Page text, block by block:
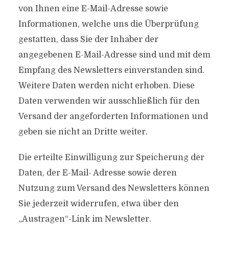
von Ihnen eine E-Mail-Adresse sowie
Informationen, welche uns die Überprüfung
gestatten, dass Sie der Inhaber der
angegebenen E-Mail-Adresse sind und mit dem
Empfang des Newsletters einverstanden sind.
Weitere Daten werden nicht erhoben. Diese
Daten verwenden wir ausschließlich für den
Versand der angeforderten Informationen und
geben sie nicht an Dritte weiter.
Die erteilte Einwilligung zur Speicherung der
Daten, der E-Mail- Adresse sowie deren
Nutzung zum Versand des Newsletters können
Sie jederzeit widerrufen, etwa über den
„Austragen“-Link im Newsletter.